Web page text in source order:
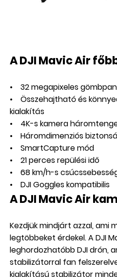
A DJI Mavic Air
• 32 megapixeles
• Összehajtható és
kialakítás
• 4K-s kamera
• Háromdimenziós
• SmartCapture mód
• 21 perces repülési idő
• 68 km/h-s
• DJI Goggles kompatibilis
A DJI Mavic Air
Kezdjük mindjárt azzal, ami
legtöbbeket érdekel. A DJI
leghordozhatóbb DJI drón,
stabilizátorral fan
kialakítású stabilizátor